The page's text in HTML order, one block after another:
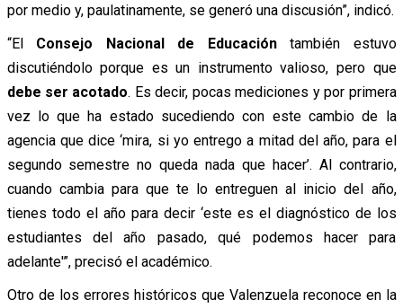
por medio y, paulatinamente, se generó una discusión”, indicó.
“El Consejo Nacional de Educacióntambién estuvo
discutiéndolo porque es un instrumento valioso, pero que
debe ser acotado. Es decir, pocas mediciones y por primera
vez lo que ha estado sucediendo con este cambio de la
agencia que dice ‘mira, si yo entrego a mitad del año, para el
segundo semestre no queda nada que hacer’. Al contrario,
cuando cambia para que te lo entreguen al inicio del año,
tienes todo el año para decir ‘este es el diagnóstico de los
estudiantes del año pasado, qué podemos hacer para
adelante'”, precisó el académico.
Otro de los errores históricos que Valenzuela reconoce en la